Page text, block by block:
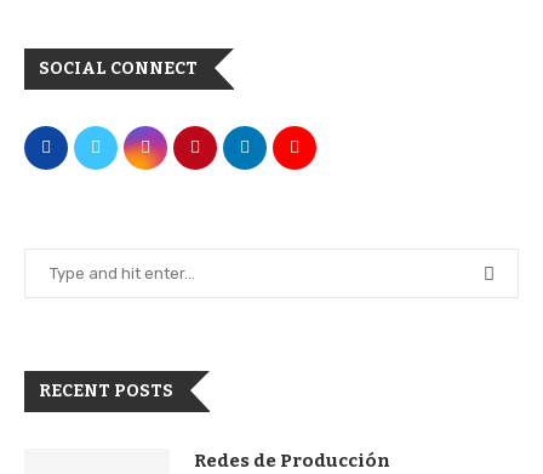
SOCIAL CONNECT
RECENT POSTS
Redes de Producción